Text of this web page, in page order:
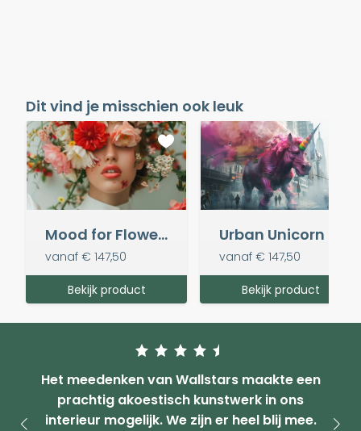
Dit vind je misschien ook leuk
Mood for Flowers
vanaf € 147,50
Bekijk product
Urban Unicorn
vanaf € 147,50
Bekijk product
Het meedenken van Wallstars maakte een
prachtig akoestisch kunstwerk in ons
interieur mogelijk. We zijn er heel blij mee.